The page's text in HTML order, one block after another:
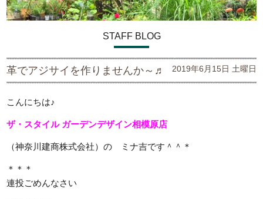
STAFF BLOG
革でアジサイを作りませんか～♬ 2019年6月15日 土曜日
こんにちは♪
ザ・スタイル ガーデンデザイン相模原店
（神奈川建商株式会社）の ミナ吉です＾＾＊
＊＊＊
連投ごめんなさい